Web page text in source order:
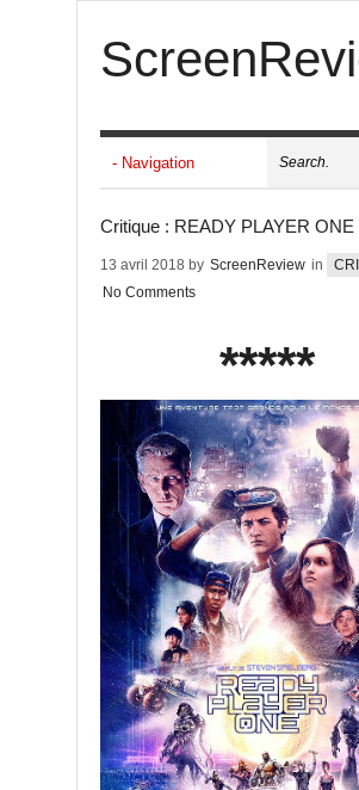
Critique : READY PLAYER ONE
13 avril 2018 by ScreenReview in
No Comments
*****